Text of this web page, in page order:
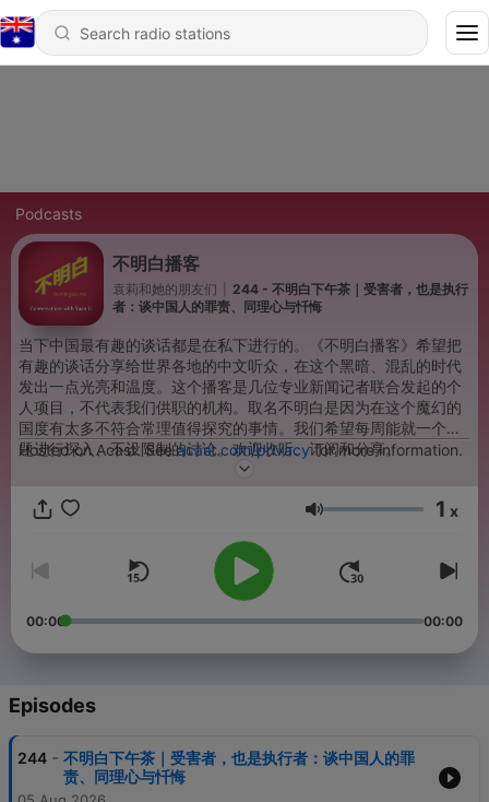
Podcasts
不明白播客
袁莉和她的朋友们
244 - 不明白下午茶｜受害者，也是执行
者：谈中国人的罪责、同理心与忏悔
当下中国最有趣的谈话都是在私下进行的。《不明白播客》希望把
有趣的谈话分享给世界各地的中文听众，在这个黑暗、混乱的时代
发出一点光亮和温度。这个播客是几位专业新闻记者联合发起的个
人项目，不代表我们供职的机构。取名不明白是因为在这个魔幻的
国度有太多不符合常理值得探究的事情。我们希望每周能就一个话
题进行深入、不设限制的讨论。欢迎收听、订阅和分享。
Hosted on Acast. Seeacast.com/privacyfor more information.
Volume 1 x
00:00 00:00
Episodes
244 - 不明白下午茶｜受害者，也是执行者：谈中国人的罪
责、同理心与忏悔